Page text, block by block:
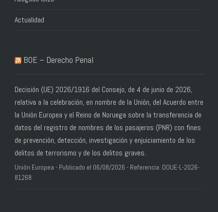
Actualidad
BOE – Derecho Penal
Decisión (UE) 2026/1916 del Consejo, de 4 de junio de 2026,
relativa a la celebración, en nombre de la Unión, del Acuerdo entre
la Unión Europea y el Reino de Noruega sobre la transferencia de
datos del registro de nombres de los pasajeros (PNR) con fines
de prevención, detección, investigación y enjuiciamiento de los
delitos de terrorismo y de los delitos graves.
Unión Europea - Publicado el 06/08/2026 - Referencia: DOUE-L-2026-
81268